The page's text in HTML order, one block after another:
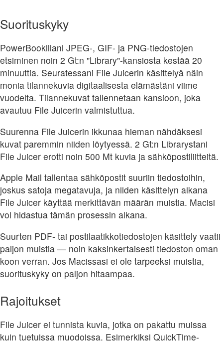
Suorituskyky
PowerBookillani JPEG-, GIF- ja PNG-tiedostojen
etsiminen noin 2 Gt:n "Library"-kansiosta kestää 20
minuuttia. Seuratessani File Juicerin käsittelyä näin
monia tilannekuvia digitaalisesta elämästäni viime
vuodelta. Tilannekuvat tallennetaan kansioon, joka
avautuu File Juicerin valmistuttua.
Suurenna File Juicerin ikkunaa hieman nähdäksesi
kuvat paremmin niiden löytyessä. 2 Gt:n Librarystani
File Juicer erotti noin 500 Mt kuvia ja sähköpostiliitteitä.
Apple Mail tallentaa sähköpostit suuriin tiedostoihin,
joskus satoja megatavuja, ja niiden käsittelyn aikana
File Juicer käyttää merkittävän määrän muistia. Macisi
voi hidastua tämän prosessin aikana.
Suurten PDF- tai postilaatikkotiedostojen käsittely vaatii
paljon muistia — noin kaksinkertaisesti tiedoston oman
koon verran. Jos Macissasi ei ole tarpeeksi muistia,
suorituskyky on paljon hitaampaa.
Rajoitukset
File Juicer ei tunnista kuvia, jotka on pakattu muissa
kuin tuetuissa muodoissa. Esimerkiksi QuickTime-